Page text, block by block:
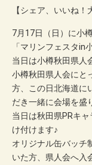
【シェア、いいね！
7月17日（日）に小
「マリンフェスタin
当日は小樽秋田県人
小樽秋田県人会にと
方、この日北海道に
だき一緒に会場を盛
当日は秋田県PRキ
け付けます♪
オリジナル缶バッチ
いた方、県人会へ入